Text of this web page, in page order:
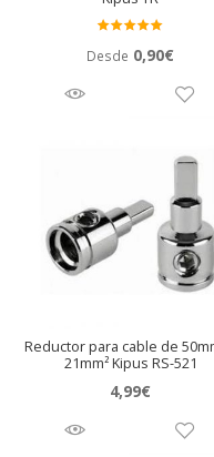
do en
Desde 0,90€
Reductor para cable de
21mm² Kipus RS-521
4,99€